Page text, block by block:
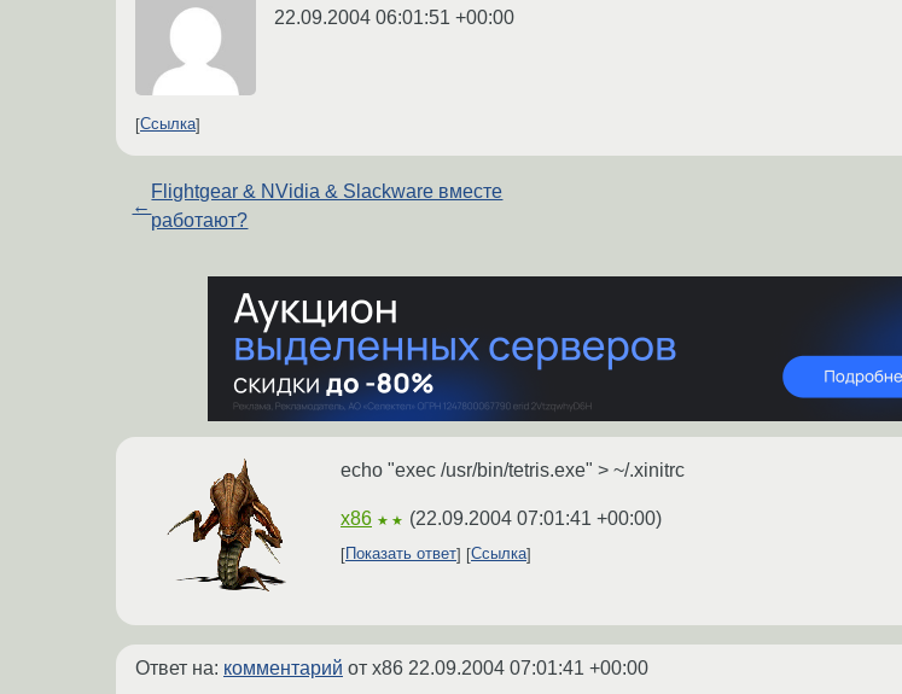
22.09.2004 06:01:51 +00:00
Ссылка
←
Flightgear & NVidia & Slackware вместе
работают?
echo "exec /usr/bin/tetris.exe" > ~/.xinitrc
x86 ★★ (22.09.2004 07:01:41 +00:00)
Показать ответ Ссылка
Ответ на: комментарий от x86 22.09.2004 07:01:41 +00:00